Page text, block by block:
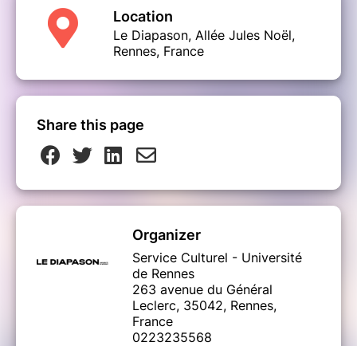
Location
Le Diapason, Allée Jules Noël,
Rennes, France
Share this page
Organizer
Service Culturel - Université
de Rennes
263 avenue du Général
Leclerc, 35042, Rennes,
France
0223235568